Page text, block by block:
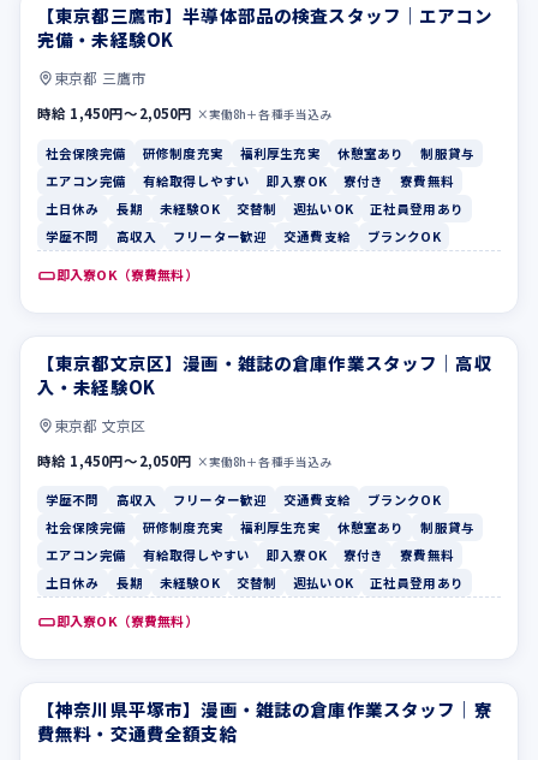
社会保険完備 研修制度充実
【東京都三鷹市】半導体部品の検査スタッフ｜エアコン
完備・未経験OK
東京都 三鷹市
時給 1,450円〜2,050円 ×実働8h＋各種手当込み
社会保険完備 研修制度充実 福利厚生充実 休憩室あり
制服貸与
エアコン完備
有給取得しやすい 即入寮OK 寮付き
寮費無料
土日休み
長期 未経験OK 交替制 週払いOK
正社員登用あり
学歴不問
高収入 フリーター歓迎 交通費支給 ブランクOK
即入寮OK（寮費無料）
学歴不問 高収入
【東京都文京区】漫画・雑誌の倉庫作業スタッフ｜高収
入・未経験OK
東京都 文京区
時給 1,450円〜2,050円 ×実働8h＋各種手当込み
学歴不問 高収入 フリーター歓迎 交通費支給
ブランクOK
社会保険完備
研修制度充実 福利厚生充実 休憩室あり
制服貸与
エアコン完備
有給取得しやすい 即入寮OK 寮付き
寮費無料
土日休み
長期 未経験OK 交替制 週払いOK 正社員登用あり
即入寮OK（寮費無料）
長期 未経験OK
【神奈川県平塚市】漫画・雑誌の倉庫作業スタッフ｜寮
費無料・交通費全額支給